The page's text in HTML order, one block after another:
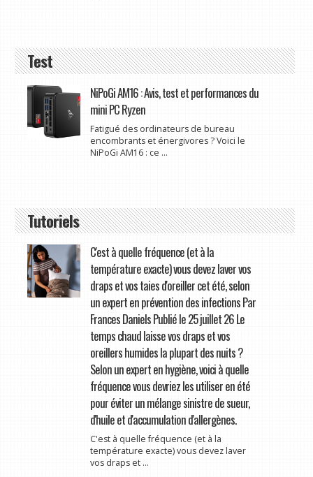
Test
NiPoGi AM16 : Avis, test et performances du
mini PC Ryzen
Fatigué des ordinateurs de bureau
encombrants et énergivores ? Voici le
NiPoGi AM16 : ce ...
Tutoriels
C'est à quelle fréquence (et à la
température exacte) vous devez laver vos
draps et vos taies d'oreiller cet été, selon
un expert en prévention des infections Par
Frances Daniels Publié le 25 juillet 26 Le
temps chaud laisse vos draps et vos
oreillers humides la plupart des nuits ?
Selon un expert en hygiène, voici à quelle
fréquence vous devriez les utiliser en été
pour éviter un mélange sinistre de sueur,
d'huile et d'accumulation d'allergènes.
C'est à quelle fréquence (et à la
température exacte) vous devez laver
vos draps et ...